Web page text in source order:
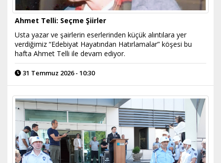
Ahmet Telli: Seçme Şiirler
Usta yazar ve şairlerin eserlerinden küçük alıntılara yer
verdiğimiz “Edebiyat Hayatından Hatırlamalar” köşesi bu
hafta Ahmet Telli ile devam ediyor.
31 Temmuz 2026 - 10:30